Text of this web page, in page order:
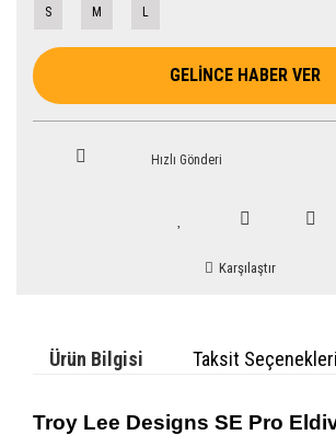
S M L
GELİNCE HABER VER
Hızlı Gönderi
Karşılaştır
Ürün Bilgisi Taksit Seçenekleri
Troy Lee Designs SE Pro